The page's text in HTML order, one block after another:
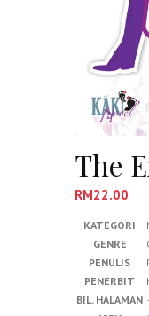
The
RM22.00
KATEGORI
GENRE
PENULIS
PENERBIT
BIL. HALAMAN